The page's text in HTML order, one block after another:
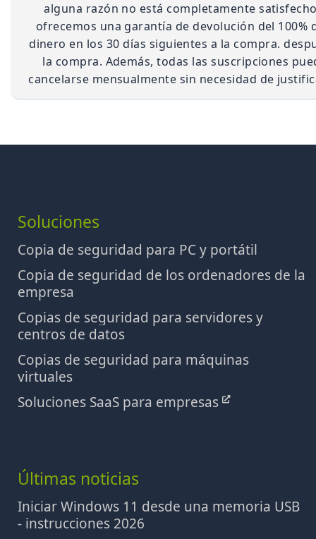
alguna razón no está completamente
ofrecemos una garantía de devolución del 100%
dinero en los 30 días siguientes a la compra.
la compra. Además, todas las suscripciones
cancelarse mensualmente sin necesidad de
Soluciones
Copia de seguridad para PC y portátil
Copia de seguridad de los ordenadores de la
empresa
Copias de seguridad para servidores y
centros de datos
Copias de seguridad para máquinas
virtuales
Soluciones SaaS para empresas
Últimas noticias
Iniciar Windows 11 desde una memoria USB
- instrucciones 2026